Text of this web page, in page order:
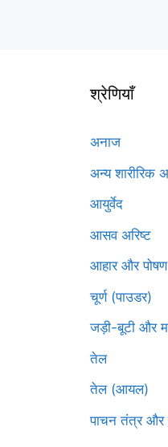
श्रेणियाँ
अनाज
अन्य शारीरिक
आयुर्वेद
आसव अरिष्ट
आहार और पोषण
चूर्ण (पाउडर)
जड़ी-बूटी और
तेल
तेल (आयल)
पाचन तंत्र और